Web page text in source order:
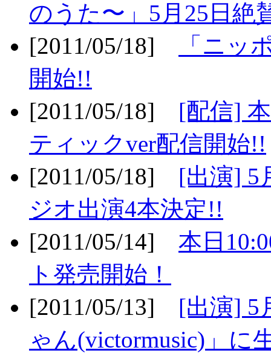
のうた〜」5月25日絶
[2011/05/18]
「ニッ
開始!!
[2011/05/18] [配信]
ティックver配信開始!!
[2011/05/18] [出演] 5
ジオ出演4本決定!!
[2011/05/14] 本日
ト発売開始！
[2011/05/13] [出演] 5
ゃん(victormusic)」に